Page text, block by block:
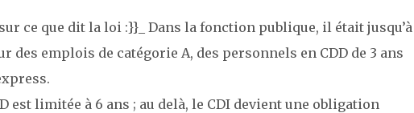
sur ce que dit la loi :}}_ Dans la fonction publique, il était jusqu’à
des emplois de catégorie A, des personnels en CDD de 3 ans
est limitée à 6 ans ; au delà, le CDI devient une obligation